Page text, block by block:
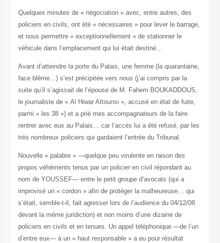
Quelques minutes de « négociation » avec, entre autres, des
policiers en civils, ont été « nécessaires » pour lever le barrage,
et nous permettre « exceptionnellement » de stationner le
véhicule dans l’emplacement qui lui était destiné…
Avant d’atteindre la porte du Palais, une femme (la quarantaine,
face blême…) s’est précipitée vers nous (j’ai compris par la
suite qu’il s’agissait de l’épouse de M. Fahem BOUKADDOUS,
le journaliste de « Al Hiwar Attounsi », accusé en état de fuite,
parmi « les 38 ») et a prié mes accompagnateurs de la faire
rentrer avec eux au Palais… car l’accès lui a été refusé, par les
très nombreux policiers qui gardaient l’entrée du Tribunal.
Nouvelle « palabre » —quelque peu virulente en raison des
propos véhéments tenus par un policier en civil répondant au
nom de YOUSSEF— entre le petit groupe d’avocats (qui a
improvisé un « cordon » afin de protéger la malheureuse… qui
s’était, semble-t-il, fait agresser lors de l’audience du 04/12/08
devant la même juridiction) et non moins d’une dizaine de
policiers en civils et en tenues. Un appel téléphonique —de l’un
d’entre eux— à un « haut responsable » a eu pour résultat